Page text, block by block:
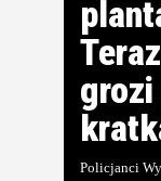
Policjanci